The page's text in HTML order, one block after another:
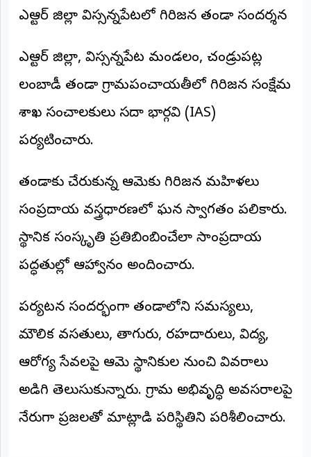
క్రీడలు
జాతీయం
అంతర్జాతీయం
ఆర్టీఐ
రిపోర్టర్స్
(REPORTERS
DESK)
మా
రిపోర్టర్‌గా
చేరండి
లాగిన్
ఎన్టీఆర్ జిల్లా విస్సన్నపేటలో గిరిజన తండా సందర్శన
ఎన్టీఆర్ జిల్లా, విస్సన్నపేట మండలం, చండ్రుపట్ల
లంబాడీ తండా గ్రామపంచాయతీలో గిరిజన సంక్షేమ
శాఖ సంచాలకులు సదా భార్గవి (IAS)
పర్యటించారు.
తండాకు చేరుకున్న ఆమెకు గిరిజన మహిళలు
సంప్రదాయ వస్త్రధారణలో ఘన స్వాగతం పలికారు.
స్థానిక సంస్కృతి ప్రతిబింబించేలా సాంప్రదాయ
పద్ధతుల్లో ఆహ్వానం అందించారు.
పర్యటన సందర్భంగా తండాలోని సమస్యలు,
మౌలిక వసతులు, తాగునీరు, రహదారులు, విద్య,
ఆరోగ్య సేవలపై ఆమె స్థానికుల నుంచి వివరాలు
అడిగి తెలుసుకున్నారు. గ్రామ అభివృద్ధి అవసరాలపై
నేరుగా ప్రజలతో మాట్లాడి పరిస్థితిని పరిశీలించారు.